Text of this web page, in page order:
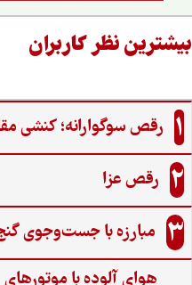
بیشترین نظر کاربران
1 رقص سوگوارانه؛ کنشی
2 رقص عزا
3 مبارزه با جست‌وجوی
هوای آلوده با موتورهای